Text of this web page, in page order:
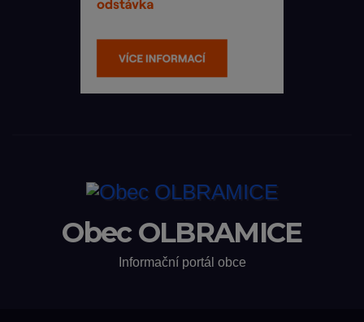
Obec OLBRAMICE
Informační portál obce